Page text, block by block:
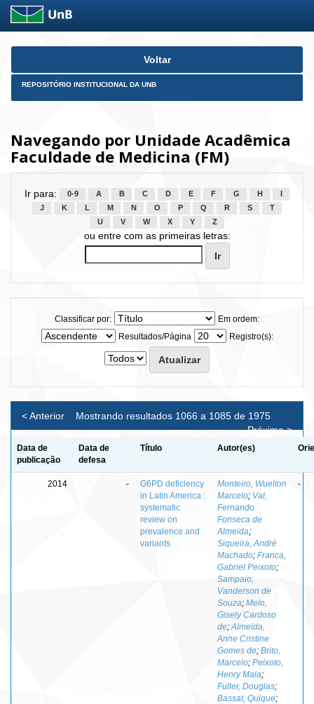
Skip
Voltar
REPOSITÓRIO INSTITUCIONAL DA UNB
Navegando por Unidade Acadêmica
Faculdade de Medicina (FM)
Ir para: 0-9 A B C D E F G H
J
K L M N O P Q R S
T
U
V W X Y Z
ou entre com as primeiras letras:
Classificar por:
Em ordem:
Resultados/Página
Registro(s):
Mostrando resultados 1066 a 1085 de 1975
< Anterior
Próximo >
Data de
publicação
Data de
defesa
Título Autor(es)
2014 -
G6PD deficiency
in Latin America :
systematic
review on
prevalence and
variants
Monteiro, Wuelton
Marcelo; Val,
Fernando
Fonseca de
Almeida;
Siqueira, André
Machado; Franca,
Gabriel Peixoto;
Sampaio,
Vanderson de
Souza; Melo,
Gisely Cardoso
de; Almeida,
Anne Cristine
Gomes de; Brito,
Marcelo; Peixoto,
Henry Maia;
Fuller, Douglas;
Bassat, Quique;
-